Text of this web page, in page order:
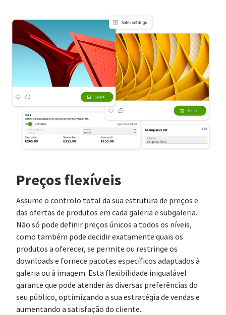
Preços flexíveis
Assume o controlo total da sua estrutura de preços e
das ofertas de produtos em cada galeria e subgaleria.
Não só pode definir preços únicos a todos os níveis,
como também pode decidir exatamente quais os
produtos a oferecer, se permite ou restringe os
downloads e fornece pacotes específicos adaptados à
galeria ou à imagem. Esta flexibilidade inigualável
garante que pode atender às diversas preferências do
seu público, optimizando a sua estratégia de vendas e
aumentando a satisfação do cliente.